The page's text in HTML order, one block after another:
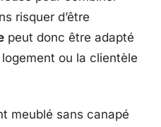
risquer d’être
peut donc être adapté
ou la clientèle
meublé sans canapé